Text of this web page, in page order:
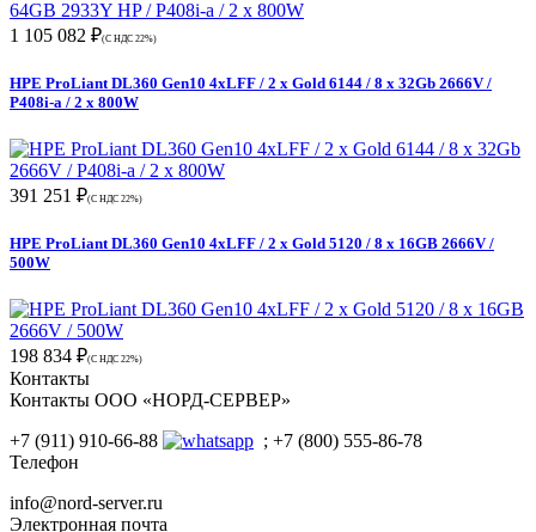
1 105 082 ₽(С НДС 22%)
HPE ProLiant DL360 Gen10 4xLFF / 2 x Gold 6144 / 8 x 32Gb 2666V /
P408i-a / 2 x 800W
391 251 ₽(С НДС 22%)
HPE ProLiant DL360 Gen10 4xLFF / 2 x Gold 5120 / 8 x 16GB 2666V /
500W
198 834 ₽(С НДС 22%)
Контакты
Контакты ООО «НОРД-СЕРВЕР»
+7 (911) 910-66-88
; +7 (800) 555-86-78
Телефон
info@nord-server.ru
Электронная почта